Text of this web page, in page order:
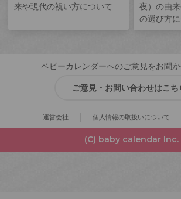
来や現代の祝い方について
夜）の由
の選び方
ベビーカレンダーへのご意見をお聞
ご意見・お問い合わせはこち
運営会社 個人情報の取扱いについて
(C) baby calendar Inc.